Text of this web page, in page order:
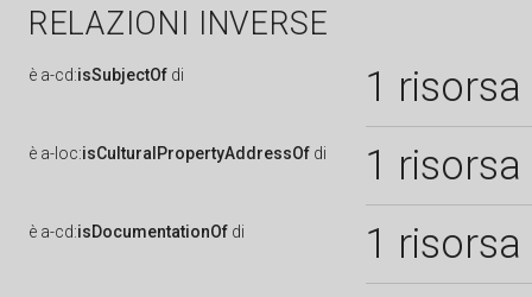
RELAZIONI INVERSE
è a-cd:isSubjectOf di 1 risorsa
è a-loc:isCulturalPropertyAddressOf di 1 risorsa
è a-cd:isDocumentationOf di 1 risorsa